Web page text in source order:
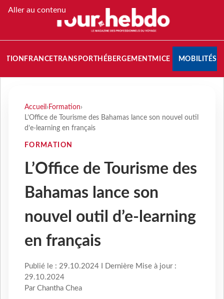
Aller au contenu
FRANCETRANSPORT HÉBERGEMENTMICE MOBILITÉS
Accueil › Formation›
L’Office de Tourisme des Bahamas lance son nouvel outil
d’e-learning en français
FORMATION
L’Office de Tourisme des
Bahamas lance son
nouvel outil d’e-learning
en français
Publié le : 29.10.2024 I Dernière Mise à jour :
29.10.2024
Par Chantha Chea